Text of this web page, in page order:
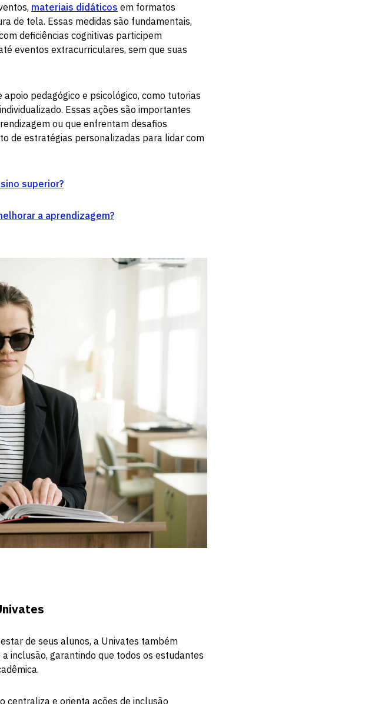
materiais didáticos em formatos
de tela. Essas medidas são fundamentais,
deficiências cognitivas participem
eventos extracurriculares, sem que suas
pedagógico e psicológico, como tutorias
Essas ações são importantes
ou que enfrentam desafios
de estratégias personalizadas para lidar com
superior?
a aprendizagem?
de seus alunos, a Univates também
inclusão, garantindo que todos os estudantes
centraliza e orienta ações de inclusão